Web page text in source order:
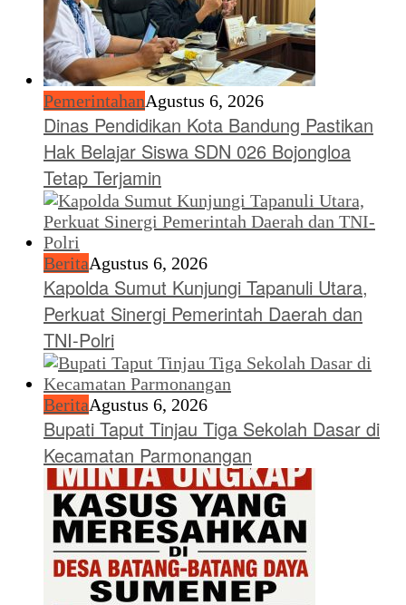
PemerintahanAgustus 6, 2026
Dinas Pendidikan Kota Bandung Pastikan
Hak Belajar Siswa SDN 026 Bojongloa
Tetap Terjamin
BeritaAgustus 6, 2026
Kapolda Sumut Kunjungi Tapanuli Utara,
Perkuat Sinergi Pemerintah Daerah dan
TNI-Polri
BeritaAgustus 6, 2026
Bupati Taput Tinjau Tiga Sekolah Dasar di
Kecamatan Parmonangan